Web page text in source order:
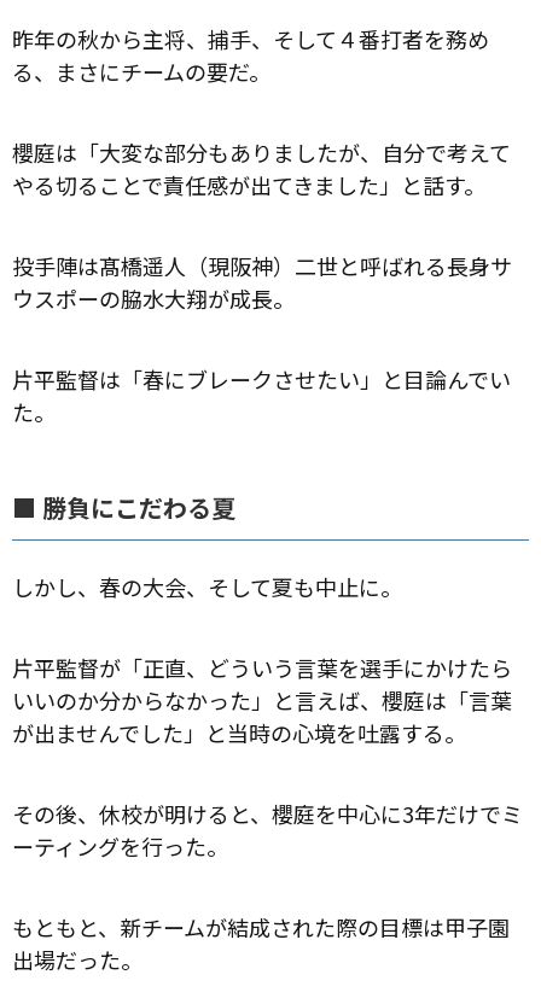
昨年の秋から主将、捕手、そして４番打者を務め
る、まさにチームの要だ。
櫻庭は「大変な部分もありましたが、自分で考えて
やる切ることで責任感が出てきました」と話す。
投手陣は髙橋遥人（現阪神）二世と呼ばれる長身サ
ウスポーの脇水大翔が成長。
片平監督は「春にブレークさせたい」と目論んでい
た。
■ 勝負にこだわる夏
しかし、春の大会、そして夏も中止に。
片平監督が「正直、どういう言葉を選手にかけたら
いいのか分からなかった」と言えば、櫻庭は「言葉
が出ませんでした」と当時の心境を吐露する。
その後、休校が明けると、櫻庭を中心に3年だけでミ
ーティングを行った。
もともと、新チームが結成された際の目標は甲子園
出場だった。